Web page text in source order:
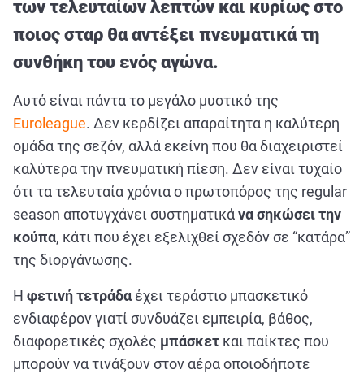
ΑΘΛΗΤΙΚΑ
ΣΥΝΕΝΤΕΥΞΕΙΣ
ΑΘΛΗΤΙΚΕΣ ΜΕΤΑΔΟΣΕΙΣ
των τελευταίων λεπτών και κυρίως στο
ποιος σταρ θα αντέξει πνευματικά τη
συνθήκη του ενός αγώνα.
Αυτό είναι πάντα το μεγάλο μυστικό της
Euroleague. Δεν κερδίζει απαραίτητα η καλύτερη
ομάδα της σεζόν, αλλά εκείνη που θα διαχειριστεί
καλύτερα την πνευματική πίεση. Δεν είναι τυχαίο
ότι τα τελευταία χρόνια ο πρωτοπόρος της regular
season αποτυγχάνει συστηματικάνα σηκώσει την
κούπα, κάτι που έχει εξελιχθεί σχεδόν σε “κατάρα”
της διοργάνωσης.
Η φετινή τετράδα έχει τεράστιο μπασκετικό
ενδιαφέρον γιατί συνδυάζει εμπειρία, βάθος,
διαφορετικές σχολές μπάσκετ και παίκτες που
μπορούν να τινάξουν στον αέρα οποιοδήποτε